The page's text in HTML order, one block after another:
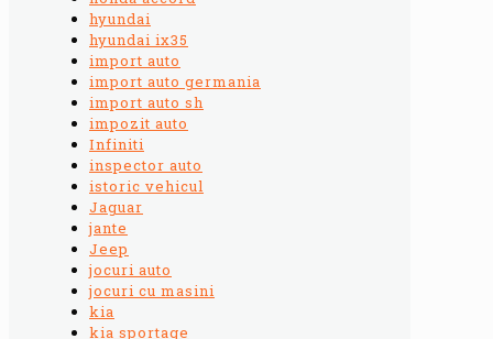
hyundai
hyundai ix35
import auto
import auto germania
import auto sh
impozit auto
Infiniti
inspector auto
istoric vehicul
Jaguar
jante
Jeep
jocuri auto
jocuri cu masini
kia
kia sportage